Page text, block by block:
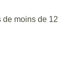
de moins de 12